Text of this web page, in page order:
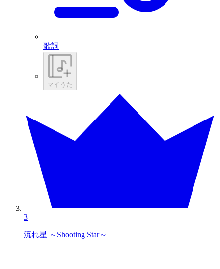
歌詞
マイうた
3
流れ星 ～Shooting Star～